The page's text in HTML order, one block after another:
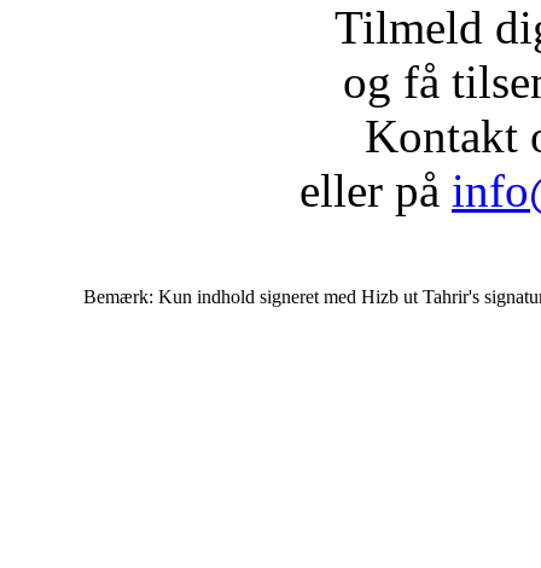
Tilmeld
og få
Kontakt
eller på
Bemærk: Kun indhold signeret med Hizb ut Tahrir's